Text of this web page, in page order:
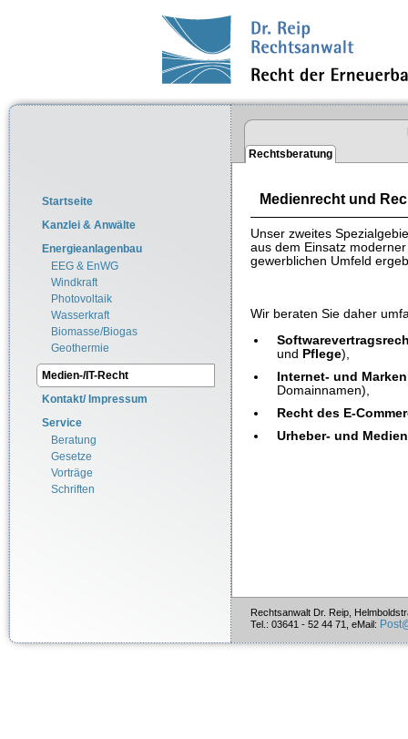
Startseite
Kanzlei & Anwälte
Energieanlagenbau
EEG & EnWG
Windkraft
Photovoltaik
Wasserkraft
Biomasse/Biogas
Geothermie
Medien-/IT-Recht
Kontakt/ Impressum
Service
Beratung
Gesetze
Vorträge
Schriften
Rechtsberatung
Medienrecht und
Unser zweites
aus dem Einsatz
gewerblichen Umfeld
Wir beraten Sie daher
und Pflege),
Internet- und
Domainnamen),
Recht des E-
Urheber- und
Rechtsanwalt Dr. Reip,
Tel.: 03641 - 52 44 71, eMail: